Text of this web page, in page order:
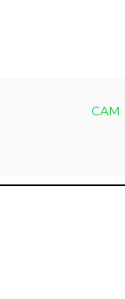
САМ